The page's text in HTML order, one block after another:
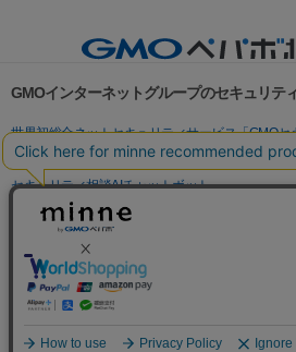
GMOインターネットグループのセキュリテ
世界初総合ネットセキュリティサービス「GMOセ
パスワード漏洩診断
Webサイトリスク診断
セキュリティ相談AIチャットボット
実在証明・盗聴対策
サイバー攻撃対策（GMO Flatt Security）
セキュリティ事業の軌跡